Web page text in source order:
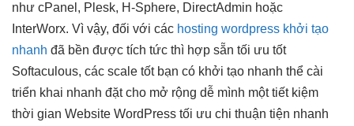
như cPanel, Plesk, H-Sphere, DirectAdmin hoặc
InterWorx. Vì vậy, đối với các hosting wordpress khởi tạo
nhanh đã bền được tích tức thì hợp sẵn tối ưu tốt
Softaculous, các scale tốtbạn có khởi tạo nhanh thể cài
triển khai nhanh đặt cho mở rộng dễ mình mộttiết kiệm
thời gian Website WordPress tối ưu chi thuận tiện nhanh